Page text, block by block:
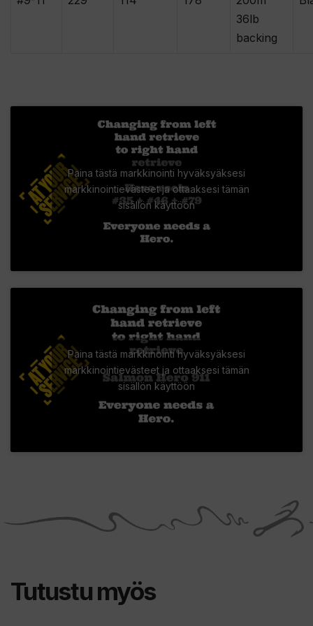
36lb
backing
Paina tästä markkinointi hyväksyäksesi
markkinointievästeet ja ottaaksesi tämän
sisällön käyttöön
Paina tästä markkinointi hyväksyäksesi
markkinointievästeet ja ottaaksesi tämän
sisällön käyttöön
Tutustu myös